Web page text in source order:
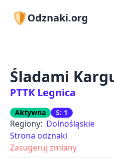
Odznaki.org
Śladami
PTTK Legnica
Aktywna S: 1
Regiony: Dolnośląskie
Strona odznaki
Zasugeruj zmiany